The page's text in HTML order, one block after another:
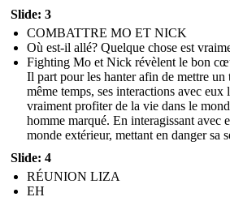
Slide: 3
COMBATTRE MO ET NICK
Où est-il allé? Quelque chose est
Fighting Mo et Nick révèlent le bon
Il part pour les hanter afin de mettre
même temps, ses interactions avec
vraiment profiter de la vie dans le
homme marqué. En interagissant avec
monde extérieur, mettant en danger sa
Slide: 4
RÉUNION LIZA
EH